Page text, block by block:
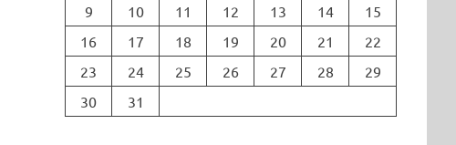
9
10 11 12 13 14
15
16
17 18 19 20 21
22
23
24 25 26 27 28
29
30
31